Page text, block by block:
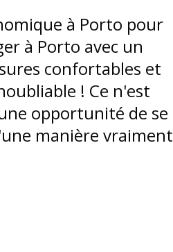
à Porto pour
à Porto avec un
confortables et
! Ce n'est
opportunité de se
manière vraiment